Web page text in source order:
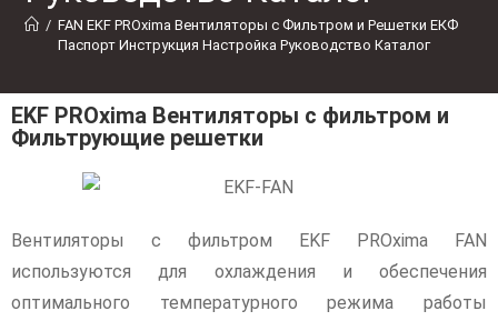
/ FAN EKF PROxima Вентиляторы с Фильтром и Решетки ЕКФ
Паспорт Инструкция Настройка Руководство Каталог
EKF PROxima Вентиляторы с фильтром и
Фильтрующие решетки
Вентиляторы с фильтром EKF PROxima FAN
используются для охлаждения и обеспечения
оптимального температурного режима работы